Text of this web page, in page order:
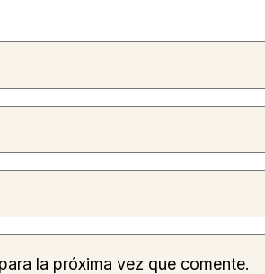
la próxima vez que comente.